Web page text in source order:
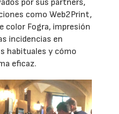
por sus partners,
como Web2Print,
color Fogra, impresión
incidencias en
habituales y cómo
eficaz.